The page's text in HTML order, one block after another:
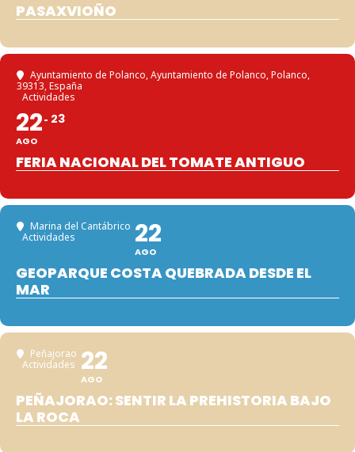
PASAXVIOÑO
Ayuntamiento de Polanco, Ayuntamiento de Polanco, Polanco,
39313, España
Actividades
22
AGO
23
FERIA NACIONAL DEL TOMATE ANTIGUO
Marina del Cantábrico
Actividades
22
AGO
GEOPARQUE COSTA QUEBRADA DESDE EL
MAR
Peñajorao
Actividades 22
AGO
PEÑAJORAO: SENTIR LA PREHISTORIA BAJO
LA ROCA